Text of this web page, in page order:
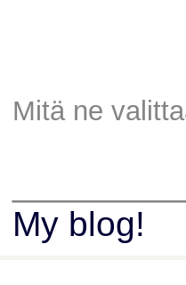
Mitä ne
My blog!